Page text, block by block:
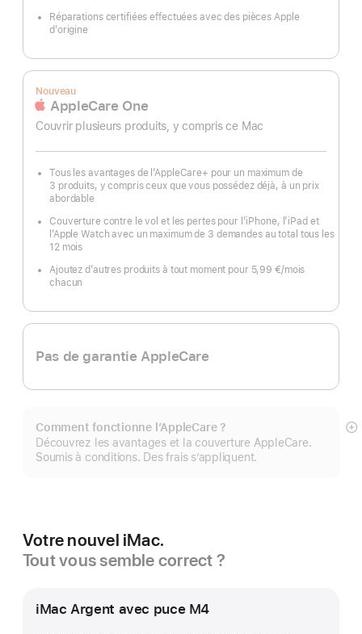
Réparations certifiées effectuées avec des pièces Apple
d’origine
Nouveau
AppleCare One
Couvrir plusieurs produits, y compris ce Mac
Tous les avantages de l’AppleCare+ pour un maximum de
3 produits, y compris ceux que vous possédez déjà, à un prix
abordable
Couverture contre le vol et les pertes pour l’iPhone, l’iPad et
l’Apple Watch avec un maximum de 3 demandes au total tous les
12 mois
Ajoutez d’autres produits à tout moment pour 5,99 €/mois
chacun
Pas de garantie AppleCare
Comment fonctionne l’AppleCare ?
Découvrez les avantages et la couverture AppleCare.
Soumis à conditions. Des frais s’appliquent.
Votre nouvel iMac.
Tout vous semble correct ?
iMac Argent avec puce M4